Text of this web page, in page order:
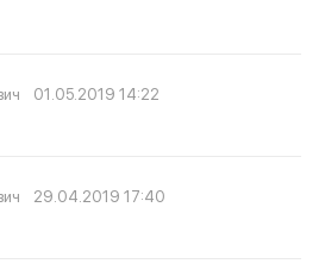
01.05.2019 14:22
29.04.2019 17:40